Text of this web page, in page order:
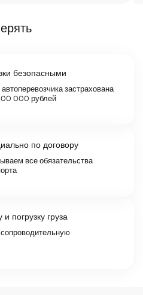
безопасными
застрахована
000 рублей
по договору
все обязательства
и погрузку груза